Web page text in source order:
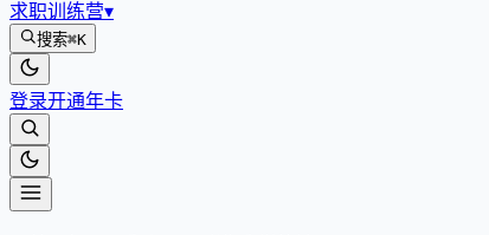
求职训练营▾
搜索⌘K
登录开通年卡